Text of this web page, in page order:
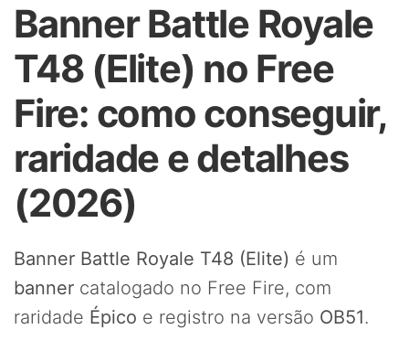
Banner Battle Royale
T48 (Elite) no Free
Fire: como conseguir,
raridade e detalhes
(2026)
Banner Battle Royale T48 (Elite) é um
banner catalogado no Free Fire, com
raridade Épico e registro na versão OB51.